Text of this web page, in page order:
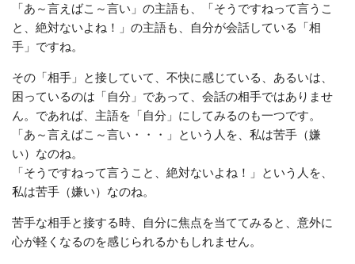
「あ～言えばこ～言い」の主語も、「そうですねって言うこ
と、絶対ないよね！」の主語も、自分が会話している「相
手」ですね。
その「相手」と接していて、不快に感じている、あるいは、
困っているのは「自分」であって、会話の相手ではありませ
ん。であれば、主語を「自分」にしてみるのも一つです。
「あ～言えばこ～言い・・・」という人を、私は苦手（嫌
い）なのね。
「そうですねって言うこと、絶対ないよね！」という人を、
私は苦手（嫌い）なのね。
苦手な相手と接する時、自分に焦点を当ててみると、意外に
心が軽くなるのを感じられるかもしれません。